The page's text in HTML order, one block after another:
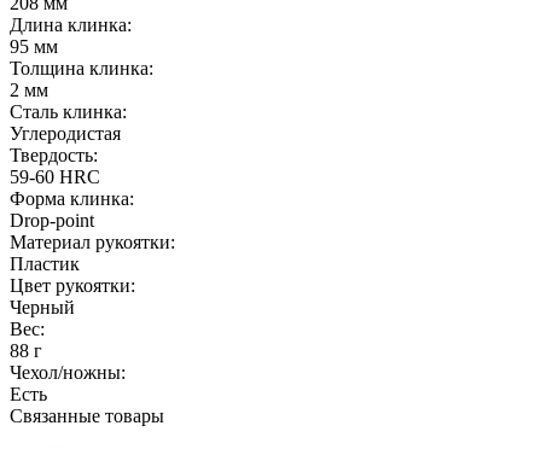
Длина клинка:
95 мм
Толщина клинка:
2 мм
Сталь клинка:
Углеродистая
Твердость:
59-60 HRC
Форма клинка:
Drop-point
Материал рукоятки:
Пластик
Цвет рукоятки:
Черный
Вес:
88 г
Чехол/ножны:
Есть
Связанные товары